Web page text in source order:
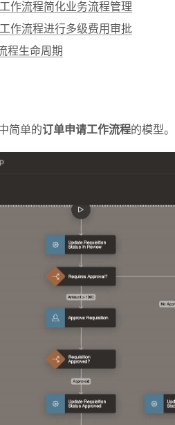
作流程简化业务流程管理
作流程进行多级费用审批
程生命周期
简单的订单申请工作流程的模型。